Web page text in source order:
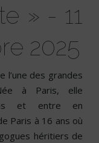
» - 11
2025
l’une des grandes
à Paris, elle
et entre en
Paris à 16 ans où
héritiers de